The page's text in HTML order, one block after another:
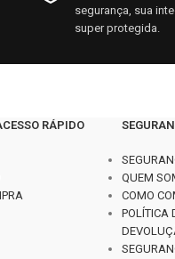
segurança, sua
super protegida.
RÁPIDO
QUEM
COMO
POLÍTICA